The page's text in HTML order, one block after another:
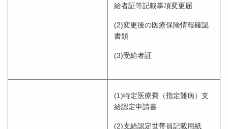
給者証等記載事項変更届
(2)変更後の医療保険情報確認
書類
(3)受給者証
(1)特定医療費（指定難病）支
給認定申請書
(2)支給認定世帯員記載用紙